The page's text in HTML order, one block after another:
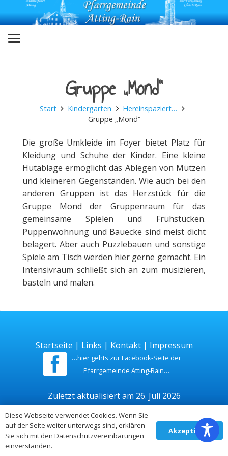
Gruppe „Mond“
Start Kindergarten
Hereinspaziert…
Gruppe „Mond“
Die große Umkleide im Foyer bietet Platz für
Kleidung und Schuhe der Kinder. Eine kleine
Hutablage ermöglicht das Ablegen von Mützen
und kleineren Gegenständen. Wie auch bei den
anderen Gruppen ist das Herzstück für die
Gruppe Mond der Gruppenraum für das
gemeinsame Spielen und Frühstücken.
Puppenwohnung und Bauecke sind meist dicht
belagert. Aber auch Puzzlebauen und sonstige
Spiele am Tisch werden hier gerne gemacht. Ein
Intensivraum schließt sich an zum musizieren,
basteln und malen.
Startseite | Links | Kontakt| Impressum
…hier gehts zur Facebook-Seite der
Pfarrgemeinde Atting-Rain…
Zuletzt aktualisiert am 26. Juli 2026
Diese Webseite verwendet Cookies. Wenn Sie
auf der Seite weiter unterwegs sind, erklären
Sie sich mit den Datenschutzvereinbarungen
einverstanden.
Akzeptieren